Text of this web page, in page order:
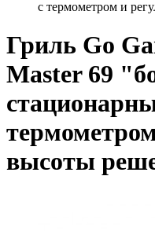
с термометром и
Гриль Go
Master 69
высоты